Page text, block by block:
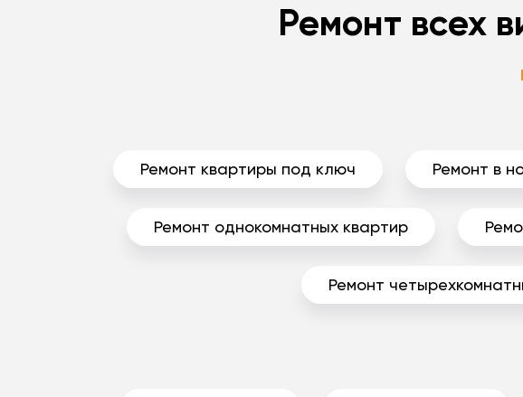
Ремонт всех
Ремонт квартиры под ключ Ремонт в
Ремонт однокомнатных квартир
Ремонт